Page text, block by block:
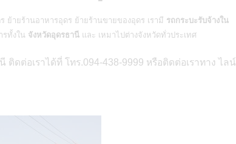
ายร้านอาหารอุดร ย้ายร้านขายของอุดร เรามี รถกระบะรับจ้างใน
ทั้งใน จังหวัดอุดรธานี และ เหมาไปต่างจังหวัดทั่วประเทศ
ดต่อเราได้ที่ โทร.094-438-9999 หรือติดต่อเราทาง ไลน์